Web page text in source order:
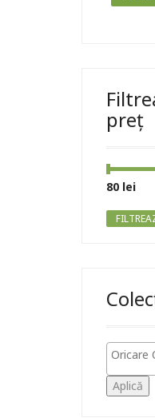
preț
Preț
Preț
80 lei
Aplică